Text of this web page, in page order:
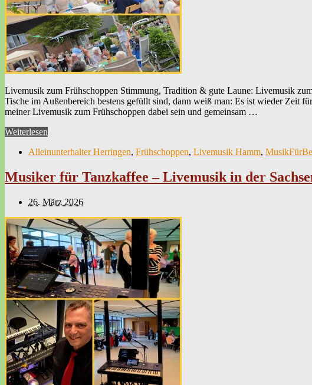
Livemusik zum Frühschoppen Stimmung, Tradition & gute Laune: Livemusik
Tische im Außenbereich bestens gefüllt sind, dann weiß man: Es ist wieder Zeit
meiner Livemusik zum Frühschoppen dabei sein und gemeinsam …
Weiterlesen
Alleinunterhalter Herringen, Frühschoppen, Livemusik Hamm,
Musiker für Tanzkaffee – Livemusik in der
26. März 2026